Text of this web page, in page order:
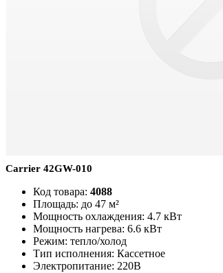
Carrier 42GW-010
Код товара: 4088
Площадь: до 47 м²
Мощность охлаждения: 4.7 кВт
Мощность нагрева: 6.6 кВт
Режим: тепло/холод
Тип исполнения: Кассетное
Электропитание: 220В